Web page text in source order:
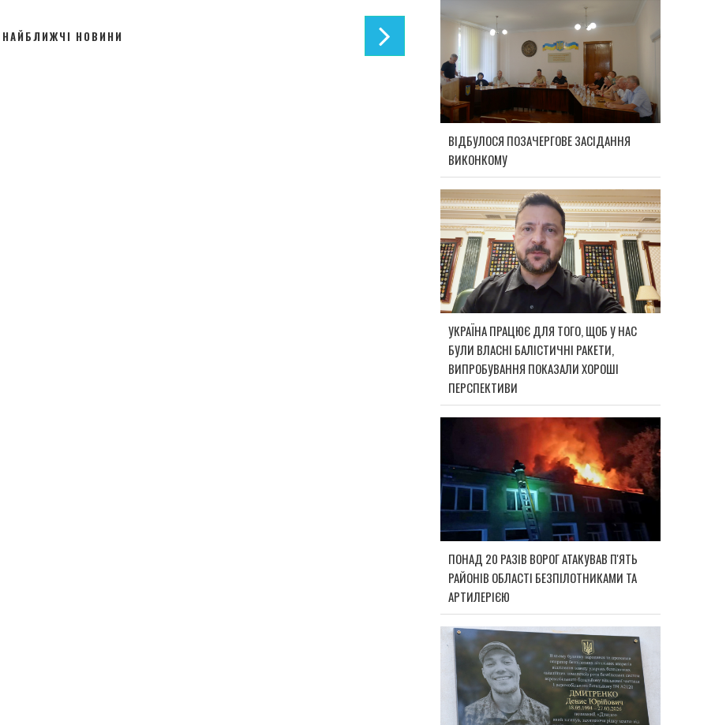
НАЙБЛИЖЧІ НОВИНИ
ВІДБУЛОСЯ ПОЗАЧЕРГОВЕ ЗАСІДАННЯ
ВИКОНКОМУ
УКРАЇНА ПРАЦЮЄ ДЛЯ ТОГО, ЩОБ У НАС
БУЛИ ВЛАСНІ БАЛІСТИЧНІ РАКЕТИ,
ВИПРОБУВАННЯ ПОКАЗАЛИ ХОРОШІ
ПЕРСПЕКТИВИ
ПОНАД 20 РАЗІВ ВОРОГ АТАКУВАВ П'ЯТЬ
РАЙОНІВ ОБЛАСТІ БЕЗПІЛОТНИКАМИ ТА
АРТИЛЕРІЄЮ